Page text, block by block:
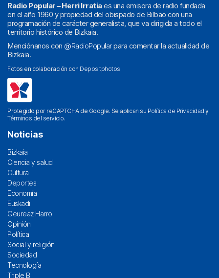
Radio Popular – Herri Irratiaes una emisora de radio fundada
en el año 1960 y propiedad del obispado de Bilbao con una
programación de carácter generalista, que va dirigida a todo el
territorio histórico de Bizkaia.
Menciónanos con @RadioPopularpara comentar la actualidad de
Bizkaia.
Fotos en colaboración con Depositphotos
Protegido por reCAPTCHA de Google. Se aplican su Política de Privacidad y
Términos del servicio.
Noticias
Bizkaia
Ciencia y salud
Cultura
Deportes
Economía
Euskadi
Geureaz Harro
Opinión
Política
Social y religión
Sociedad
Tecnología
Triple B